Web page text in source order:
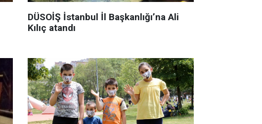
DÜSOİŞ İstanbul İl Başkanlığı’na Ali
Kılıç atandı